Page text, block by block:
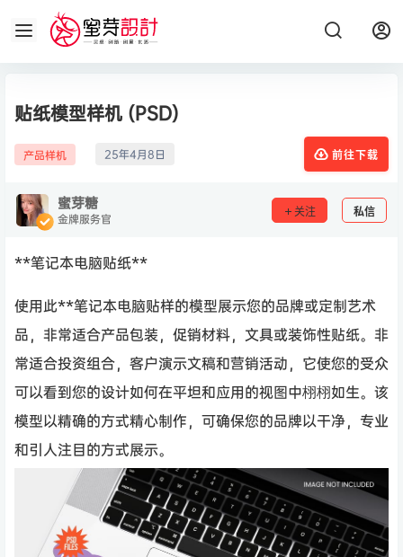
贴纸模型样机 (PSD)
产品样机 25年4月8日 前往下载
蜜芽糖
金牌服务官 关注 私信
**笔记本电脑贴纸**
使用此**笔记本电脑贴样的模型展示您的品牌或定制艺术
品，非常适合产品包装，促销材料，文具或装饰性贴纸。非
常适合投资组合，客户演示文稿和营销活动，它使您的受众
可以看到您的设计如何在平坦和应用的视图中栩栩如生。该
模型以精确的方式精心制作，可确保您的品牌以干净，专业
和引人注目的方式展示。